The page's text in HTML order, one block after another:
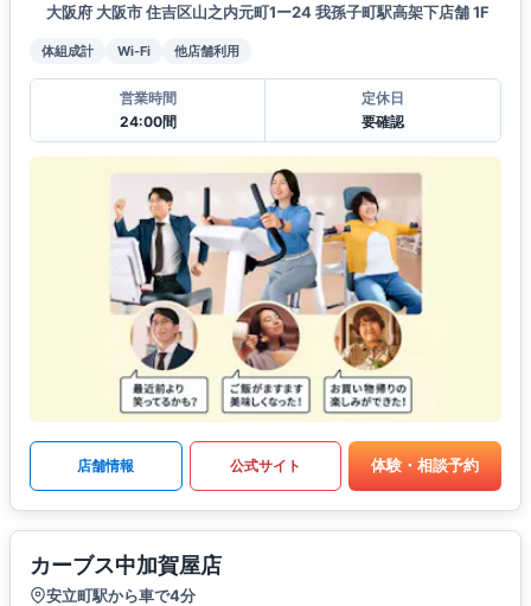
大阪府 大阪市 住吉区山之内元町1ー24 我孫子町駅高架下店舗 1F
体組成計 Wi-Fi 他店舗利用
営業時間
24:00間
定休日
要確認
店舗情報 公式サイト 体験・相談予約
カーブス中加賀屋店
安立町駅から車で4分